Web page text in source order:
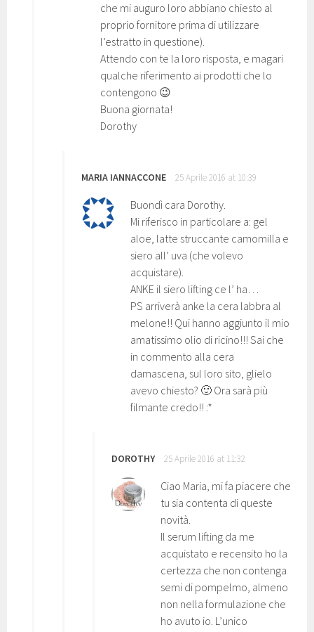
che mi auguro loro abbiano chiesto al
proprio fornitore prima di utilizzare
l’estratto in questione).
Attendo con te la loro risposta, e magari
qualche riferimento ai prodotti che lo
contengono 😉
Buona giornata!
Dorothy
MARIA IANNACCONE 25 Aprile 2016 at 10:39
Buondì cara Dorothy.
Mi riferisco in particolare a: gel
aloe, latte struccante camomilla e
siero all’ uva (che volevo
acquistare).
ANKE il siero lifting ce l’ ha…
PS arriverà anke la cera labbra al
melone!! Qui hanno aggiunto il mio
amatissimo olio di ricino!!! Sai che
in commento alla cera
damascena, sul loro sito, glielo
avevo chiesto? 🙂 Ora sarà più
filmante credo!! :*
DOROTHY 25 Aprile 2016 at 11:32
Ciao Maria, mi fa piacere che
tu sia contenta di queste
novità.
Il serum lifting da me
acquistato e recensito ho la
certezza che non contenga
semi di pompelmo, almeno
non nella formulazione che
ho avuto io. L’unico